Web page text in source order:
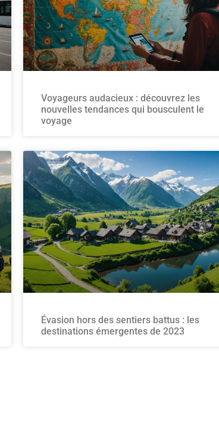
Voyageurs audacieux : découvrez les
nouvelles tendances qui bousculent le
voyage
Évasion hors des sentiers battus : les
destinations émergentes de 2023